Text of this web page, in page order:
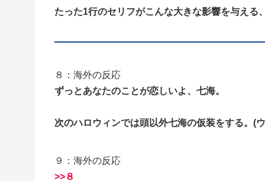
たった1行のセリフがこんな大きな影響を与え
８：海外の反応
ずっとあなたのことが恋しいよ、七海。
次のハロウィンでは頭以外七海の仮装をする。(
９：海外の反応
>>８